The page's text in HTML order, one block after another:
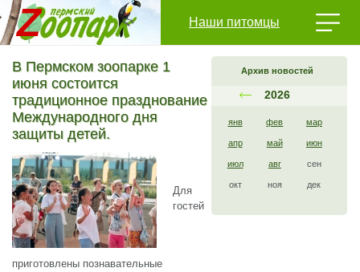
Наши питомцы
Архив новостей
2026
янв фев мар
апр май июн
июл авг сен
окт ноя дек
В Пермском зоопарке 1
июня состоится
традиционное празднование
Международного дня
защиты детей.
Для
гостей
приготовлены познавательные